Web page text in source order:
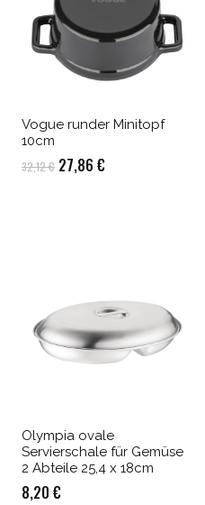
Vogue runder Minitopf
10cm
32,12€ Ursprünglicher
27,86 €Aktueller
Olympia ovale
Servierschale für Gemüse
2 Abteile 25,4 x 18cm
8,20 €